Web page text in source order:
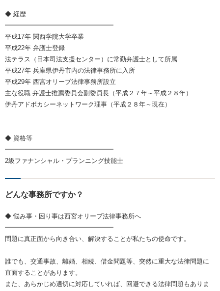
◆ 経歴
━━━━━━━━━━━━━━━━━
平成17年 関西学院大学卒業
平成22年 弁護士登録
法テラス（日本司法支援センター）に常勤弁護士として所属
平成27年 兵庫県伊丹市内の法律事務所に入所
平成29年 西宮オリーブ法律事務所設立
主な役職 弁護士推薦委員会副委員長（平成２７年～平成２８年）
伊丹アドボカシーネットワーク理事（平成２８年～現在）
◆ 資格等
━━━━━━━━━━━━━━━━━
2級ファナンシャル・プランニング技能士
どんな事務所ですか？
◆ 悩み事・困り事は西宮オリーブ法律事務所へ
━━━━━━━━━━━━━━━━━
問題に真正面から向き合い、解決することが私たちの使命です。
誰でも、交通事故、離婚、相続、借金問題等、突然に重大な法律問題に
直面することがあります。
また、あらかじめ適切に対応していれば、回避できる法律問題もありま